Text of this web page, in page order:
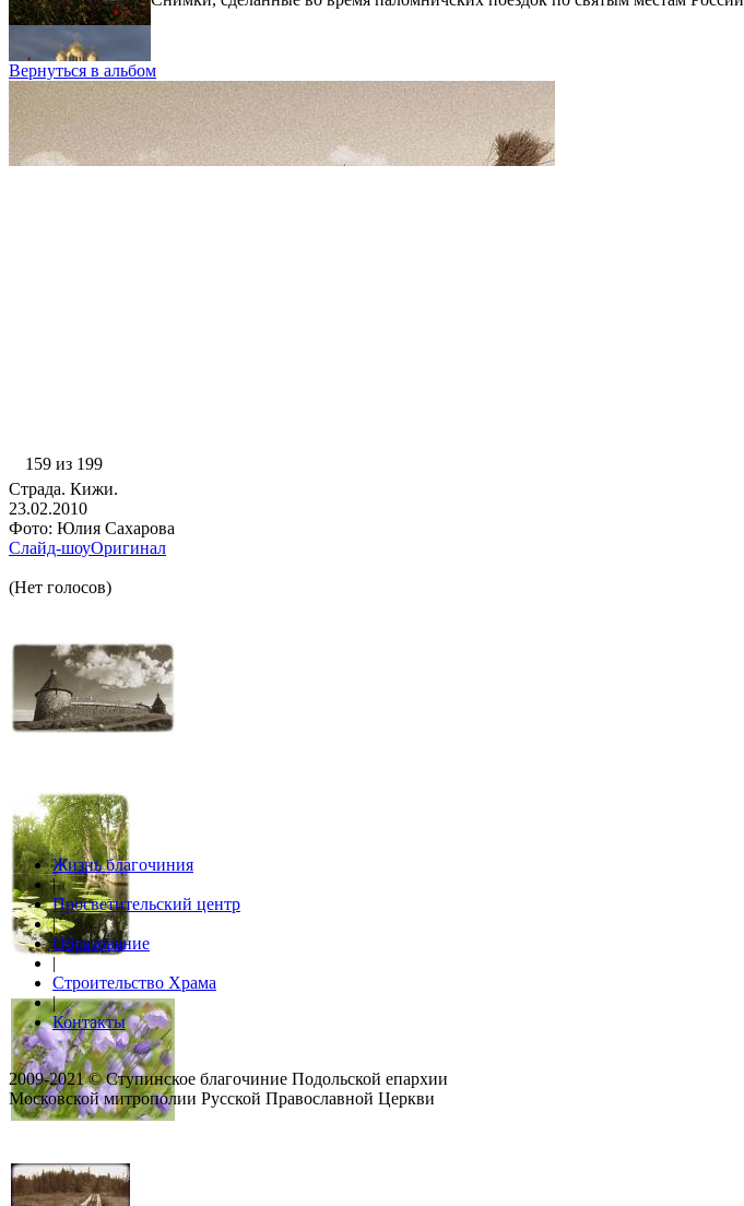
Вернуться в альбом
159 из 199
Страда. Кижи.
23.02.2010
Фото: Юлия Сахарова
Слайд-шоуОригинал
(Нет голосов)
Жизнь благочиния
|
Просветительский центр
|
Образование
|
Строительство Храма
|
Контакты
2009-2021 © Ступинское благочиние Подольской епархии
Московской митрополии Русской Православной Церкви